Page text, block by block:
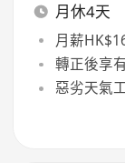
月休4天
月薪
轉正後享
惡劣天氣